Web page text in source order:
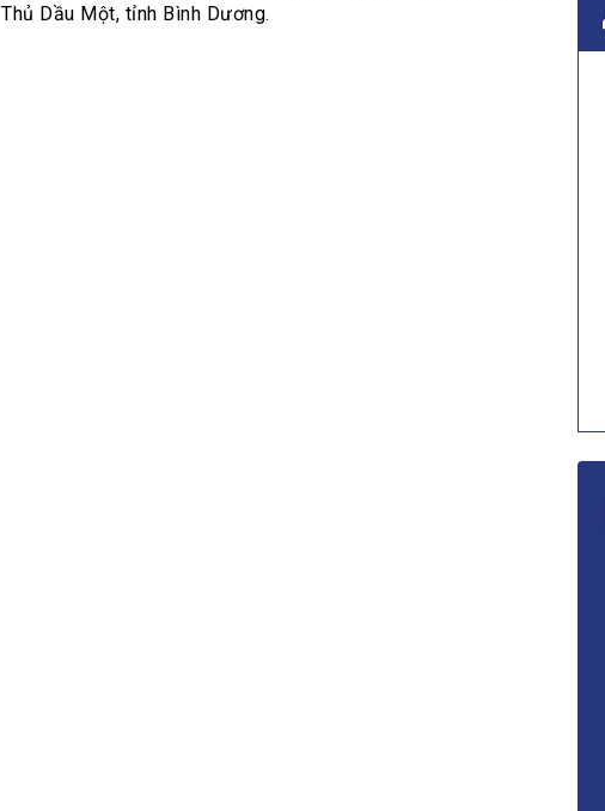
Thủ Dầu Một, tỉnh Bình Dương.